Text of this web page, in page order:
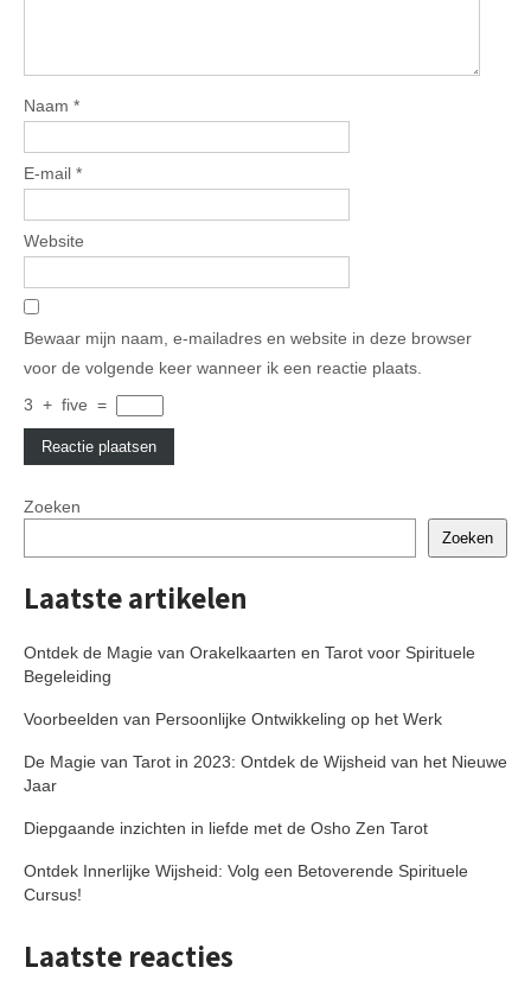
Naam *
E-mail *
Website
Bewaar mijn naam, e-mailadres en website in deze browser
voor de volgende keer wanneer ik een reactie plaats.
3 + five =
Zoeken
Zoeken
Laatste artikelen
Ontdek de Magie van Orakelkaarten en Tarot voor Spirituele
Begeleiding
Voorbeelden van Persoonlijke Ontwikkeling op het Werk
De Magie van Tarot in 2023: Ontdek de Wijsheid van het Nieuwe
Jaar
Diepgaande inzichten in liefde met de Osho Zen Tarot
Ontdek Innerlijke Wijsheid: Volg een Betoverende Spirituele
Cursus!
Laatste reacties